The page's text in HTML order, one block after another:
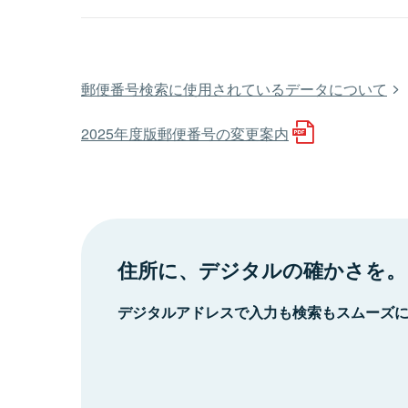
郵便番号検索に使用されているデータについて
2025年度版郵便番号の変更案内
住所に、デジタルの確かさを。
デジタルアドレスで入力も検索もスムーズ